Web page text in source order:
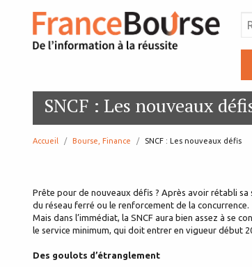
SNCF : Les nouveaux
Accueil Bourse, Finance page:
SNCF : Les nouveaux défis
Prête pour de nouveaux défis ? Après avoir rétabli
du réseau ferré ou le renforcement de la concurrence.
Mais dans l’immédiat, la SNCF aura bien assez à se
le service minimum, qui doit entrer en vigueur début
Des goulots d’étranglement